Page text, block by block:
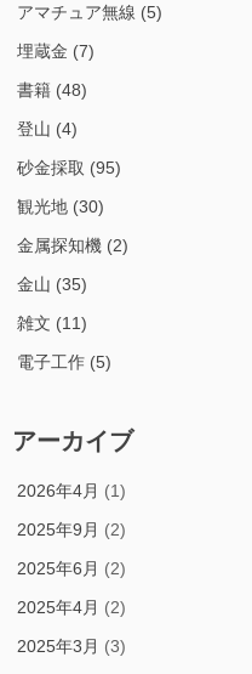
アマチュア無線 (5)
埋蔵金 (7)
書籍 (48)
登山 (4)
砂金採取 (95)
観光地 (30)
金属探知機 (2)
金山 (35)
雑文 (11)
電子工作 (5)
アーカイブ
2026年4月 (1)
2025年9月 (2)
2025年6月 (2)
2025年4月 (2)
2025年3月 (3)